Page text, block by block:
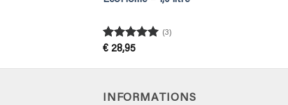
Rated5
(3)
€28,95
INFORMATIONS